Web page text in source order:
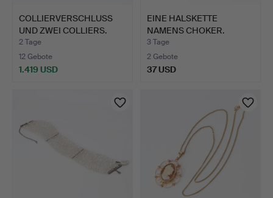
COLLIERVERSCHLUSS
UND ZWEI COLLIERS.
Versc…
2 Tage
12 Gebote
1.419 USD
EINE HALSKETTE
NAMENS CHOKER.
Tioradig-Hal…
3 Tage
2 Gebote
37 USD